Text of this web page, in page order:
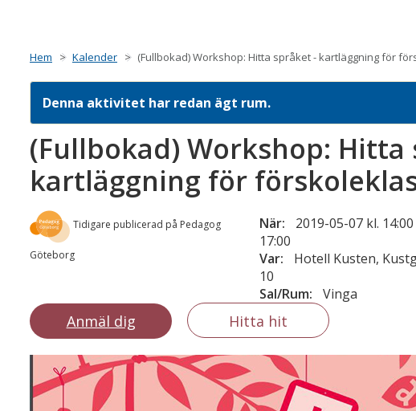
Hem Kalender (Fullbokad) Workshop: Hitta språket - kartläggning för
Denna aktivitet har redan ägt rum.
(Fullbokad) Workshop: Hitta
kartläggning för
Tidigare publicerad på Pedagog
Göteborg
När: 2019-05-07 kl. 14:00
17:00
Var:
Hotell Kusten,
10
Sal/Rum:
Vinga
Anmäl dig Hitta hit